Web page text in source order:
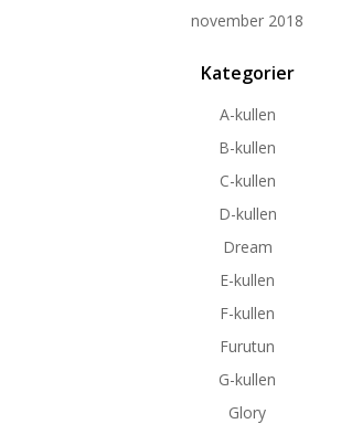
november 2018
Kategorier
A-kullen
B-kullen
C-kullen
D-kullen
Dream
E-kullen
F-kullen
Furutun
G-kullen
Glory